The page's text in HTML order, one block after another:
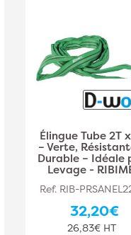
Élingue Tube 2T
– Verte,
Durable – Idéale
Levage -
Ref. RIB-
32,20€
26,83€ HT